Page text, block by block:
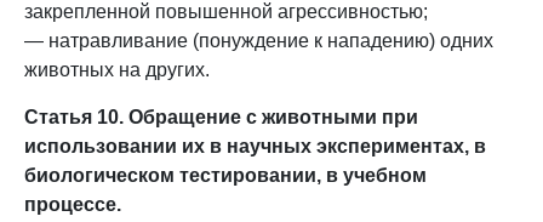
закрепленной повышенной агрессивностью;
— натравливание (понуждение к нападению) одних
животных на других.
Статья 10. Обращение с животными при
использовании их в научных экспериментах, в
биологическом тестировании, в учебном
процессе.